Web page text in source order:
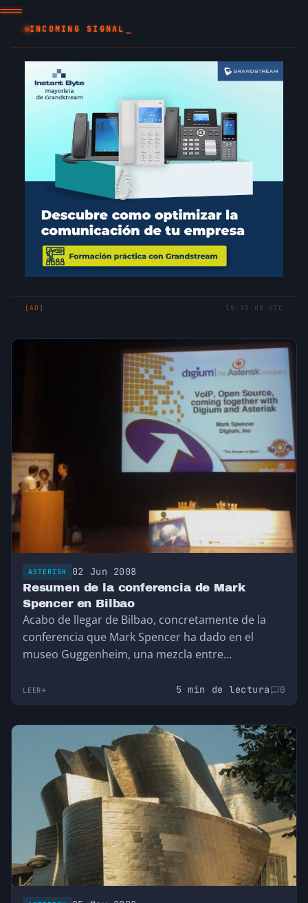
INCOMING SIGNAL
[AD] 15:12:08 UTC
ASTERISK 02 Jun 2008
Resumen de la conferencia de Mark
Spencer en Bilbao
Acabo de llegar de Bilbao, concretamente de la
conferencia que Mark Spencer ha dado en el
museo Guggenheim, una mezcla entre
LEER 5 min de lectura 0